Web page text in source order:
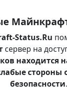
Status.Ru
сервер на
находится
стороны
безопасности.